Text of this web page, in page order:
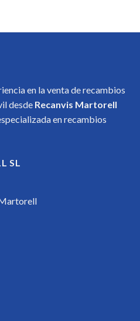
en la venta de recambios
desde Recanvis Martorell
en recambios
SL